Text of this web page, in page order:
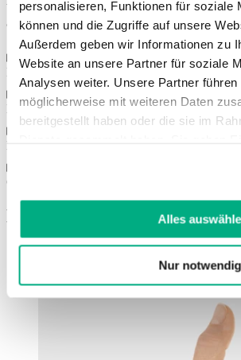
personalisieren, Funktionen für soziale
können und die Zugriffe auf unsere
Außerdem geben wir Informationen zu
Website an unsere Partner für soziale
Analysen weiter. Unsere Partner
möglicherweise mit weiteren Daten
bereitgestellt haben oder die sie im
unsererDatenschutzerklärungund
Alles
Nur
bediend en maken dus ook het postoperatief
aanbrengen mogelijk.
Eigenschappen
Kleuren
Maten
Gebruiksaanwijzing
Misschien bent u ook